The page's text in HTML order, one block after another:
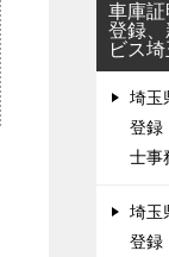
車庫
登録
ビス
埼玉
登録
士事
埼玉
登録